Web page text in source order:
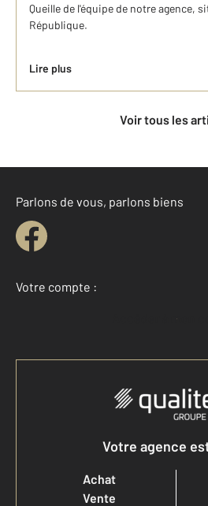
Queille ​de l'équipe de notre agence,
République.
Lire plus
Voir tous les
Parlons de vous, parlons biens
Votre compte :
Accéder à mon
Votre agence
Achat
Vente